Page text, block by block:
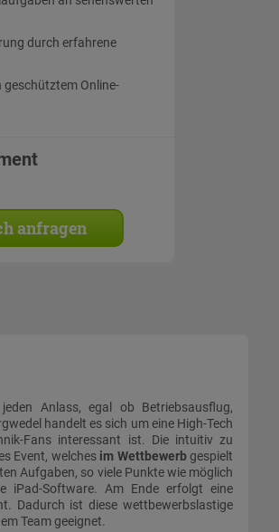
durch erfahrene
geschütztem Online-
anfragen
Anlass, egal ob Betriebsausflug,
handelt es sich um eine High-Tech
Fans interessant ist. Die intuitiv zu
Event, welchesim Wettbewerbgespielt
Aufgaben, so viele Punkte wie möglich
iPad-Software. Am Ende erfolgt eine
Dadurch ist diese wettbewerbslastige
Team geeignet.